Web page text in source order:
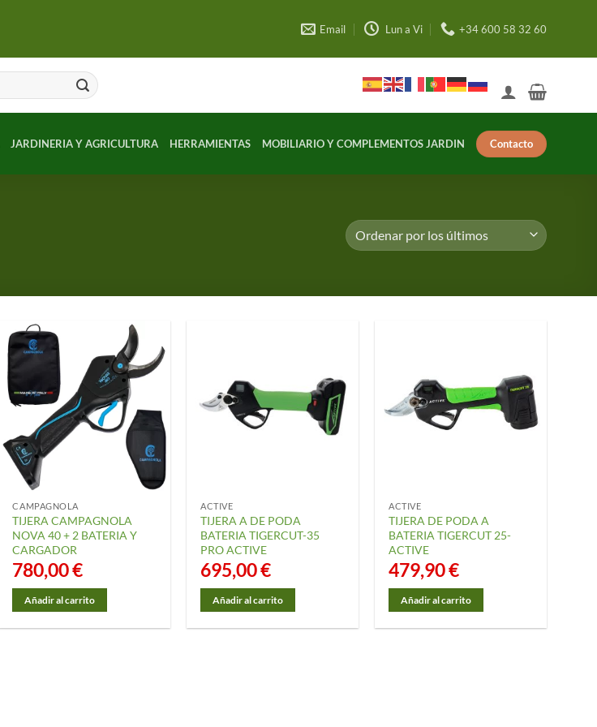
Email Lun a Vi +34 600 58 32 60
JARDINERIA Y AGRICULTURA HERRAMIENTAS MOBILIARIO Y COMPLEMENTOS JARDIN Contacto
CAMPAGNOLA
TIJERA CAMPAGNOLA
NOVA 40 + 2 BATERIA Y
CARGADOR
780,00€
Añadir al carrito
ACTIVE
TIJERA A DE PODA
BATERIA TIGERCUT-35
PRO ACTIVE
695,00€
Añadir al carrito
ACTIVE
TIJERA DE PODA A
BATERIA TIGERCUT 25-
ACTIVE
479,90€
Añadir al carrito